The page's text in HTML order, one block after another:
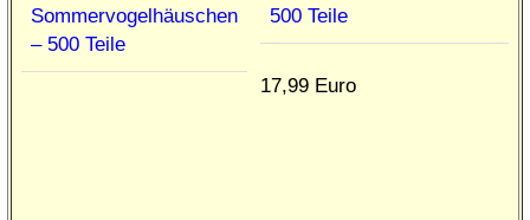
500 Teile
17,99 Euro